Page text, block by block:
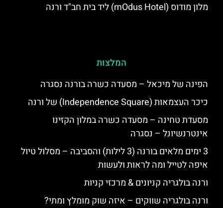
מלון מודוס (mOdus Hotel) ליד בית חב"ד ורנה
המלצות
הפינה של מיכאל – מסעדה כשרה בורנה נסגרה
כיכר העצמאות (Independence Square) של ורנה
מסעדת טחינה – מסעדה כשרה במלון הקזינו
אינטרנשיונל – נסגרה
3 ימים מלאים בורנה (3 לילות) והסביבה – מסלול טיול
איפה לטייל ומה לראות ולעשות
ורנה בולגריה קניונים & מרכזי קניות
ורנה בולגריה שווקים – איזה שוק מומלץ ומתי?